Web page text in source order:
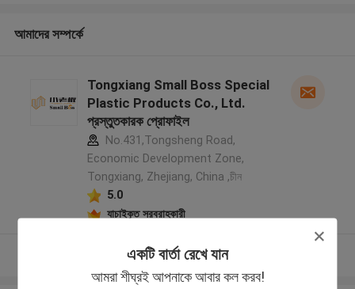
একটি বার্তা রেখে যান
আমরা শীঘ্রই আপনাকে আবার কল করব!
আমাদের সম্পর্কে
Tongxiang Small Boss Special
Plastic Products Co., Ltd.
প্রস্তুতকারক প্রোফাইল
No.431,Tongsheng Road,
Economic Development Zone,
Tongxiang, Zhejiang, China ,চীন
5.0
যাচাইকৃত সরবরাহকারী
আরো দেখুন